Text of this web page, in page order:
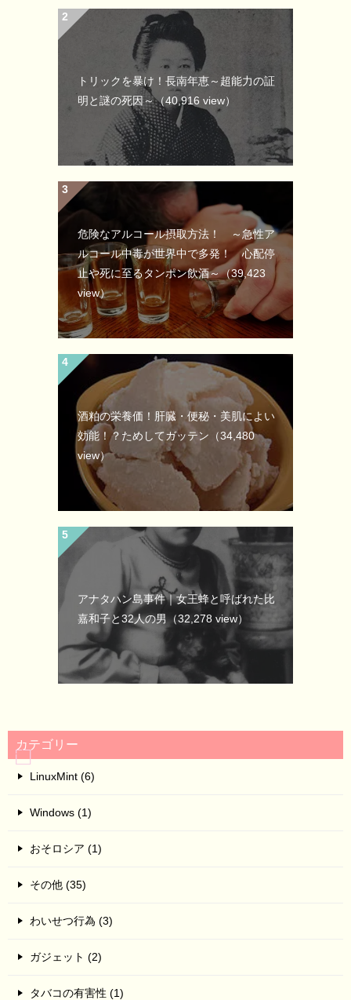
トリックを暴け！長南年恵～超能力の証
明と謎の死因～（40,916 view）
危険なアルコール摂取方法！ ～急性ア
ルコール中毒が世界中で多発！ 心配停
止や死に至るタンポン飲酒～（39,423
view）
酒粕の栄養価！肝臓・便秘・美肌によい
効能！？ためしてガッテン （34,480
view）
アナタハン島事件｜女王蜂と呼ばれた比
嘉和子と32人の男（32,278 view）
カテゴリー
LinuxMint (6)
Windows (1)
おそロシア (1)
その他 (35)
わいせつ行為 (3)
ガジェット (2)
タバコの有害性 (1)